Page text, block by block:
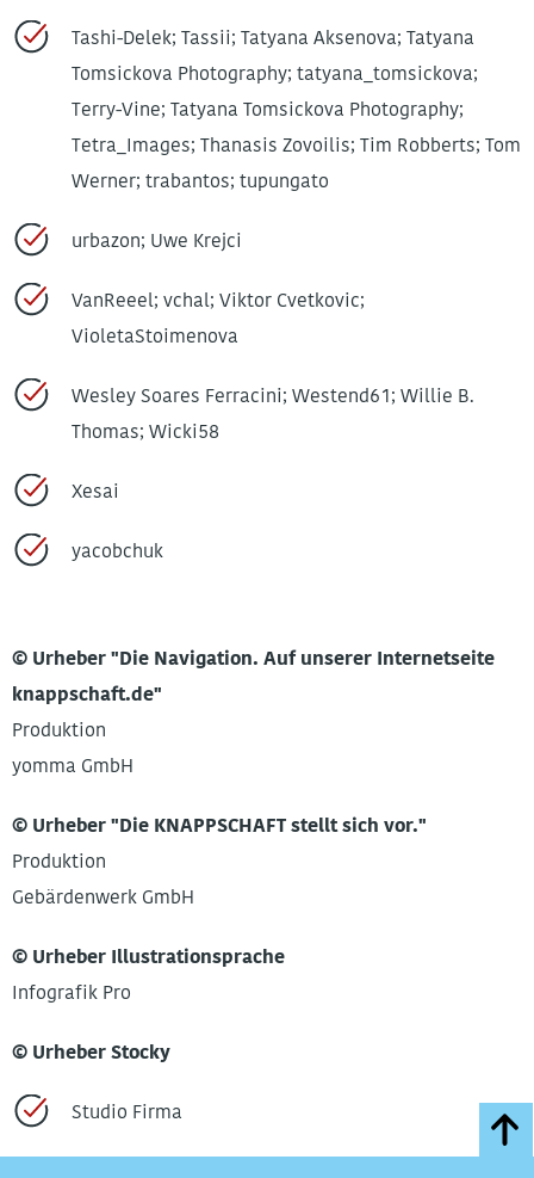
Tashi-Delek; Tassii; Tatyana Aksenova; Tatyana
Tomsickova Photography; tatyana_tomsickova;
Terry-Vine; Tatyana Tomsickova Photography;
Tetra_Images; Thanasis Zovoilis; Tim Robberts; Tom
Werner; trabantos; tupungato
urbazon; Uwe Krejci
VanReeel; vchal; Viktor Cvetkovic;
VioletaStoimenova
Wesley Soares Ferracini; Westend61; Willie B.
Thomas; Wicki58
Xesai
yacobchuk
© Urheber "Die Navigation. Auf unserer Internetseite
knappschaft.de"
Produktion
yomma GmbH
© Urheber "Die KNAPPSCHAFT stellt sich vor."
Produktion
Gebärdenwerk GmbH
© Urheber Illustrationsprache
Infografik Pro
© Urheber Stocky
Studio Firma